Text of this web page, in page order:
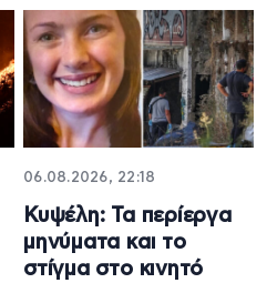
06.08.2026, 22:18
Κυψέλη: Τα περίεργα
μηνύματα και το
στίγμα στο κινητό